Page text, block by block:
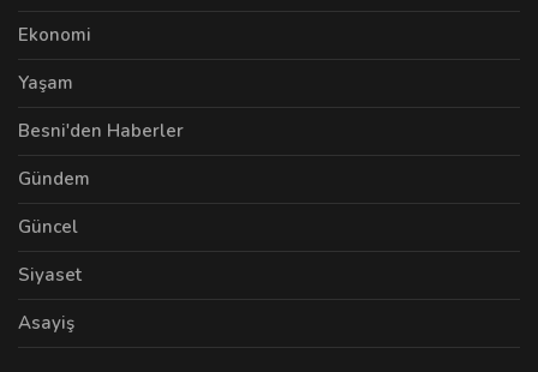
Ekonomi
Yaşam
Besni'den Haberler
Gündem
Güncel
Siyaset
Asayiş